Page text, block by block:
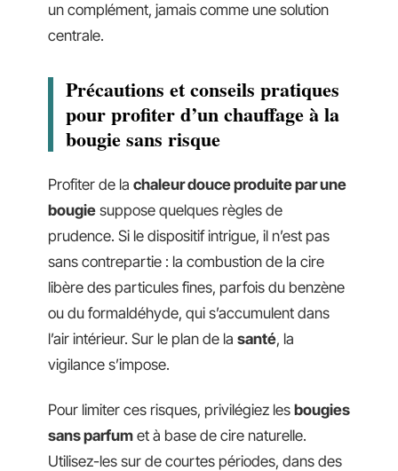
un complément, jamais comme une solution
centrale.
Précautions et conseils pratiques
pour profiter d’un chauffage à la
bougie sans risque
Profiter de la chaleur douce produite par une
bougie suppose quelques règles de
prudence. Si le dispositif intrigue, il n’est pas
sans contrepartie : la combustion de la cire
libère des particules fines, parfois du benzène
ou du formaldéhyde, qui s’accumulent dans
l’air intérieur. Sur le plan de la santé, la
vigilance s’impose.
Pour limiter ces risques, privilégiez les bougies
sans parfum et à base de cire naturelle.
Utilisez-les sur de courtes périodes, dans des